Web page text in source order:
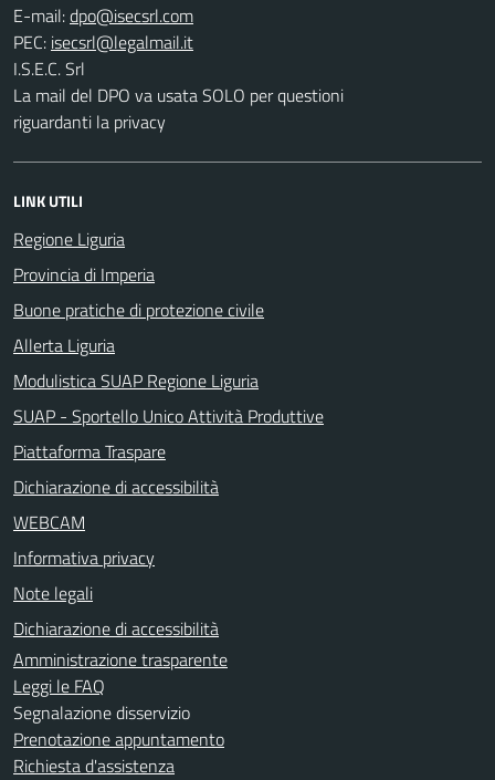
E-mail:
PEC:
I.S.E.C. Srl
La mail del DPO va usata SOLO per questioni
riguardanti la privacy
LINK UTILI
Regione Liguria
Provincia di Imperia
Buone pratiche di protezione civile
Allerta Liguria
Modulistica SUAP Regione Liguria
SUAP - Sportello Unico Attività Produttive
Piattaforma Traspare
Dichiarazione di accessibilità
WEBCAM
Informativa privacy
Note legali
Dichiarazione di accessibilità
Amministrazione trasparente
Leggi le FAQ
Segnalazione disservizio
Prenotazione appuntamento
Richiesta d'assistenza